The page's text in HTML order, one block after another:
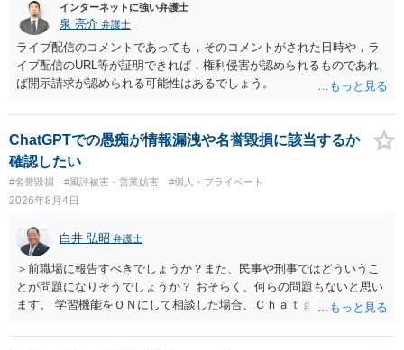
インターネットに強い弁護士
泉 亮介 弁護士
ライブ配信のコメントであっても，そのコメントがされた日時や，ラ
イブ配信のURL等が証明できれば，権利侵害が認められるものであれ
ば開示請求が認められる可能性はあるでしょう。
ChatGPTでの愚痴が情報漏洩や名誉毀損に該当するか
確認したい
#名誉毀損 #風評被害・営業妨害 #個人・プライベート
2026年8月4日
白井 弘昭 弁護士
＞前職場に報告すべきでしょうか？また、民事や刑事ではどういうこ
とが問題になりそうでしょうか？ おそらく、何らの問題もないと思い
ます。 学習機能をＯＮにして相談した場合、Ｃｈａｔｇｐｔがｏｐｅ
する可能性がありますが、個人名や会社名を特定していない限り、一